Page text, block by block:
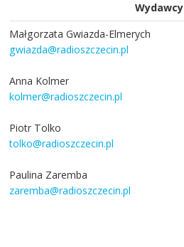
Wydawcy
Małgorzata Gwiazda-Elmerych
gwiazda@radioszczecin.pl
Anna Kolmer
kolmer@radioszczecin.pl
Piotr Tolko
tolko@radioszczecin.pl
Paulina Zaremba
zaremba@radioszczecin.pl